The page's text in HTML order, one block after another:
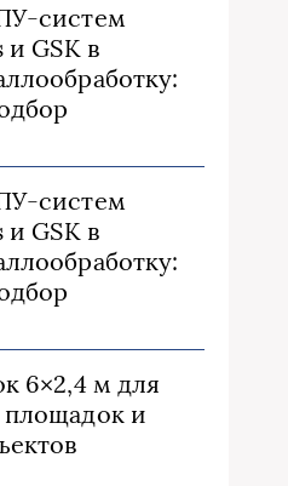
систем
и GSK в
систем
и GSK в
6×2,4 м для
площадок и